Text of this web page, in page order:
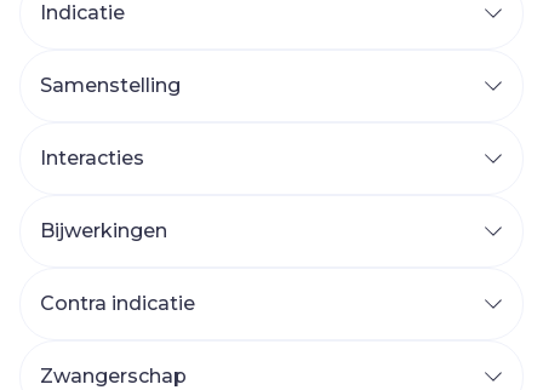
Indicatie
Samenstelling
Interacties
Bijwerkingen
Contra indicatie
Zwangerschap